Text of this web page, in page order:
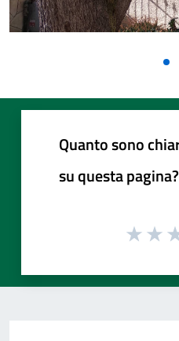
Quanto sono
su questa pagina?